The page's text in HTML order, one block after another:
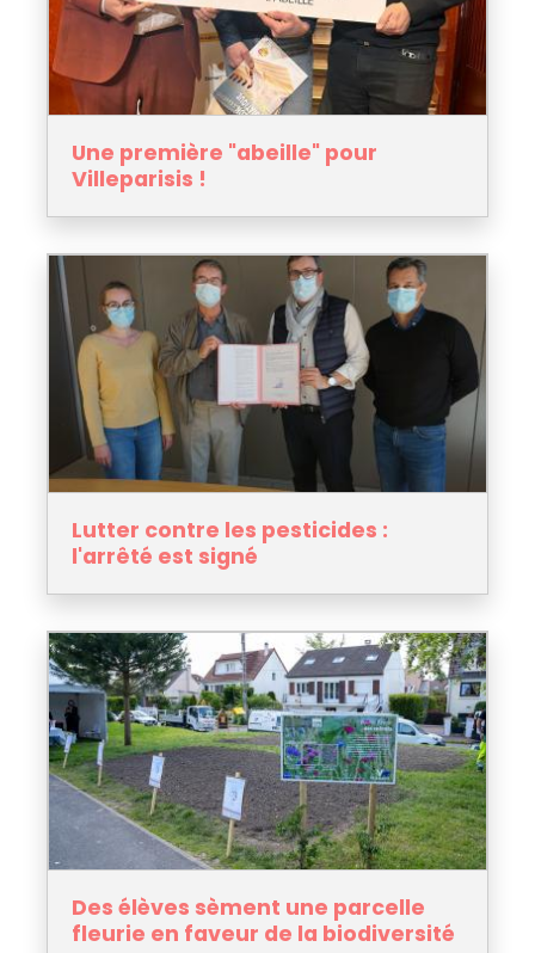
Une première "abeille" pour
Villeparisis !
Lutter contre les pesticides :
l'arrêté est signé
Des élèves sèment une parcelle
fleurie en faveur de la biodiversité